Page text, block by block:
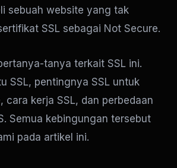
sebuah website yang tak
SSL sebagai Not Secure.
tanya terkait SSL ini.
SSL, pentingnya SSL untuk
cara kerja SSL, dan perbedaan
Semua kebingungan tersebut
pada artikel ini.